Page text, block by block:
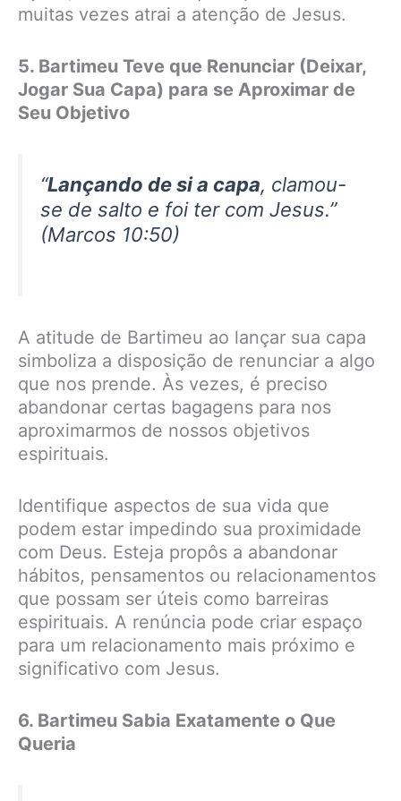
muitas vezes atrai a atenção de Jesus.
5. Bartimeu Teve que Renunciar (Deixar,
Jogar Sua Capa) para se Aproximar de
Seu Objetivo
“Lançando de si a capa, clamou-
se de salto e foi ter com Jesus.”
(Marcos 10:50)
A atitude de Bartimeu ao lançar sua capa
simboliza a disposição de renunciar a algo
que nos prende. Às vezes, é preciso
abandonar certas bagagens para nos
aproximarmos de nossos objetivos
espirituais.
Identifique aspectos de sua vida que
podem estar impedindo sua proximidade
com Deus. Esteja propôs a abandonar
hábitos, pensamentos ou relacionamentos
que possam ser úteis como barreiras
espirituais. A renúncia pode criar espaço
para um relacionamento mais próximo e
significativo com Jesus.
6. Bartimeu Sabia Exatamente o Que
Queria